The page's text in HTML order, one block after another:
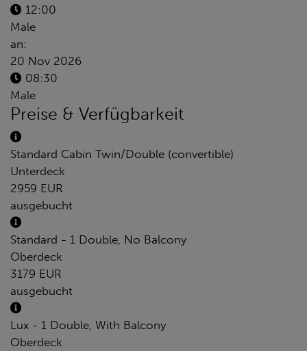
12:00
Male
an:
20 Nov 2026
08:30
Male
Preise & Verfügbarkeit
Standard Cabin Twin/Double (convertible)
Unterdeck
2959 EUR
ausgebucht
Standard - 1 Double, No Balcony
Oberdeck
3179 EUR
ausgebucht
Lux - 1 Double, With Balcony
Oberdeck